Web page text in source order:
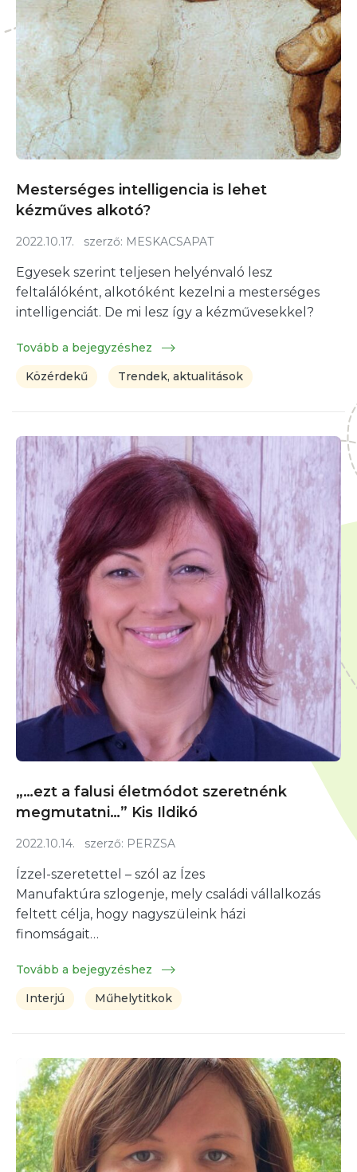
Mesterséges intelligencia is lehet
kézműves alkotó?
2022.10.17. szerző: MESKACSAPAT
Egyesek szerint teljesen helyénvaló lesz
feltalálóként, alkotóként kezelni a mesterséges
intelligenciát. De mi lesz így a kézművesekkel?
Tovább a bejegyzéshez
Közérdekű
Trendek, aktualitások
„…ezt a falusi életmódot szeretnénk
megmutatni…” Kis Ildikó
2022.10.14. szerző: PERZSA
Ízzel-szeretettel – szól az Ízes
Manufaktúra szlogenje, mely családi vállalkozás
feltett célja, hogy nagyszüleink házi
finomságait…
Tovább a bejegyzéshez
Interjú
Műhelytitkok